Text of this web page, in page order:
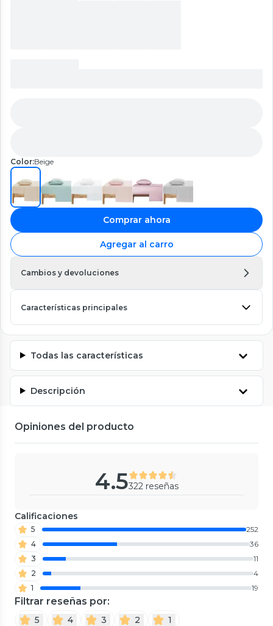
Color:Beige
Comprar ahora
Agregar al carro
Cambios y devoluciones
Características principales
Todas las características
Descripción
Opiniones del producto
4.5322 reseñas
Calificaciones
5
252
4
36
3
11
2
4
1
19
Filtrar reseñas por:
5 4 3 2 1